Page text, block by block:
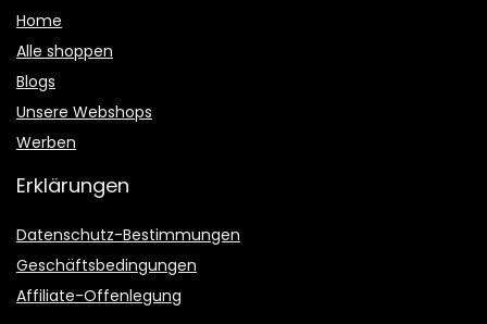
Home
Alle shoppen
Blogs
Unsere Webshops
Werben
Erklärungen
Datenschutz-Bestimmungen
Geschäftsbedingungen
Affiliate-Offenlegung